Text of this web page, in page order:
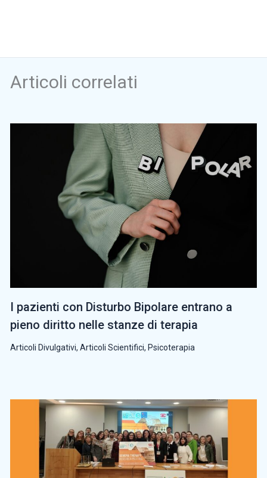
Articoli correlati
I pazienti con Disturbo Bipolare entrano a
pieno diritto nelle stanze di terapia
Articoli Divulgativi, Articoli Scientifici, Psicoterapia